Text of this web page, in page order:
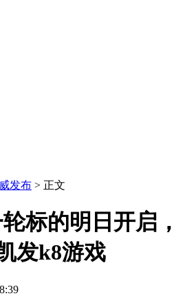
发布 > 正文
标的明日开启，
发k8游戏